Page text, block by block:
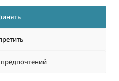
в
новом
окне)
в
окне)